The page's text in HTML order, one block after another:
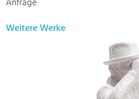
Anfrage
Weitere Werke